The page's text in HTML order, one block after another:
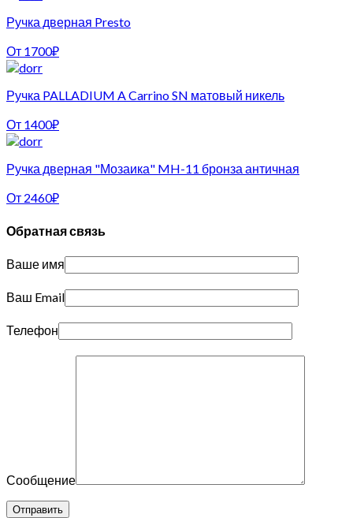
Ручка дверная Presto
От 1700₽
Ручка PALLADIUM A Carrino SN матовый никель
От 1400₽
Ручка дверная "Мозаика" MH-11 бронза античная
От 2460₽
Обратная связь
Ваше имя
Ваш Email
Телефон
Сообщение